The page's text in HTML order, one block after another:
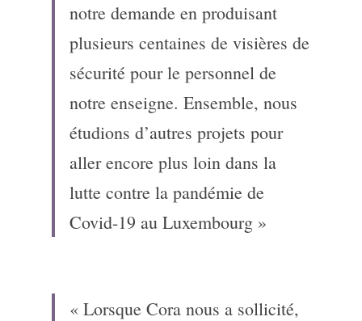
notre demande en produisant
plusieurs centaines de visières de
sécurité pour le personnel de
notre enseigne. Ensemble, nous
étudions d’autres projets pour
aller encore plus loin dans la
lutte contre la pandémie de
Covid-19 au Luxembourg »
« Lorsque Cora nous a sollicité,